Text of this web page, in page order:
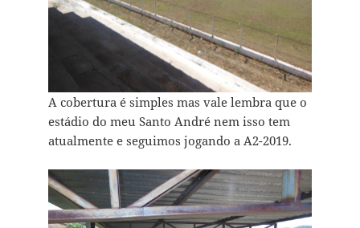
A cobertura é simples mas vale lembra que o
estádio do meu Santo André nem isso tem
atualmente e seguimos jogando a A2-2019.